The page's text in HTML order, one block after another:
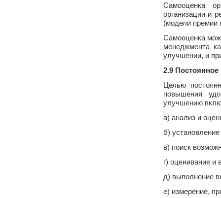
Самооценка
организации и
(модели премии
Самооценка
менеджмента
улучшении, и
2.9
Целью
повышения
улучшению
а) анализ и
б)
в) поиск
г) оценивание
д) выполнение
е) измерение,